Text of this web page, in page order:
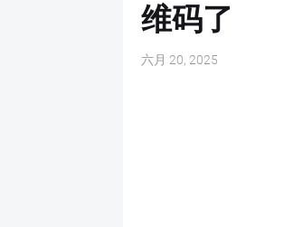
维码了
六月 20, 2025